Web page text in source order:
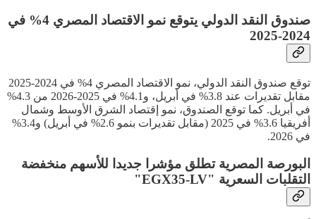
صندوق النقد الدولي يتوقع نمو الاقتصاد المصري 4% في
2024-2025
توقع صندوق النقد الدولي، نمو الاقتصاد المصري 4% في 2024-2025
مقابل تقديرات عند 3.8% في أبريل، و4.1% في 2025-2026 من 4.3%
في أبريل. كما توقع الصندوق، نمو إقتصاد الشرق الأوسط وشمال
أفريقيا 3.6% في 2025 (مقابل تقديرات بنمو 2.6% في أبريل) و3.4%
في 2026.
البورصة المصرية تطلق مؤشرا جديدا للأسهم منخفضة
التقلبات السعرية "EGX35-LV"